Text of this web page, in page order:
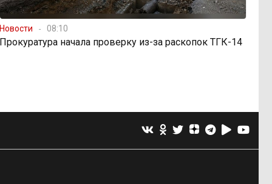
Новости 08:10
Прокуратура начала проверку из-за раскопок ТГК-14